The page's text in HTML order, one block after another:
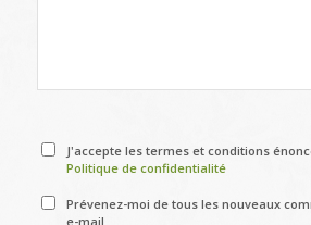
J'accepte les termes et conditions
Politique de confidentialité
Prévenez-moi de tous les nouveaux
e-mail.